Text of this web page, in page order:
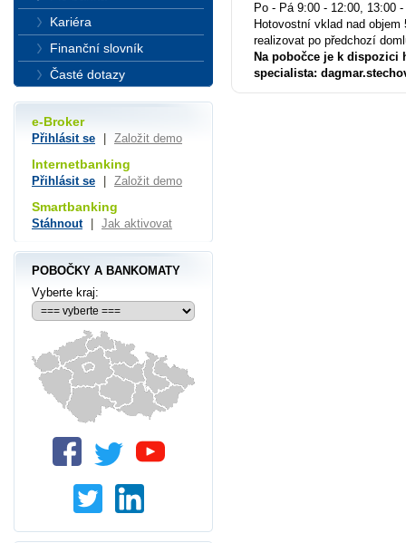
Po - Pá 9:00 - 12:00, 13:00
Hotovostní vklad nad objem
realizovat po předchozí
Na pobočce je k dispozici
specialista:
Kariéra
Finanční slovník
Časté dotazy
e-Broker
Přihlásit se Založit demo
Internetbanking
Přihlásit se Založit demo
Smartbanking
Stáhnout Jak aktivovat
POBOČKY A BANKOMATY
Vyberte kraj: